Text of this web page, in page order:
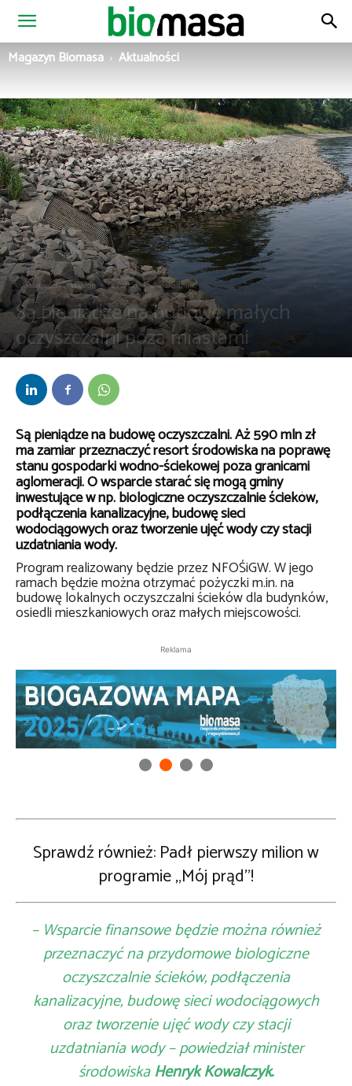
Magazyn
Magazyn Biomasa Aktualności
Aktualności Wiadomości z Polski Zielona gmina
Są pieniądze na budowę małych
oczyszczalni poza miastami
Przez bem-
Są pieniądze na budowę oczyszczalni. Aż 590 mln zł
ma zamiar przeznaczyć resort środowiska na poprawę
stanu gospodarki wodno-ściekowej poza granicami
aglomeracji. O wsparcie starać się mogą gminy
inwestujące w np. biologiczne oczyszczalnie ścieków,
podłączenia kanalizacyjne, budowę sieci
wodociągowych oraz tworzenie ujęć wody czy stacji
uzdatniania wody.
Program realizowany będzie przez NFOŚiGW. W jego
ramach będzie można otrzymać pożyczki m.in. na
budowę lokalnych oczyszczalni ścieków dla budynków,
osiedli mieszkaniowych oraz małych miejscowości.
Reklama
Sprawdź również:Padł pierwszy milion w
programie „Mój prąd”!
– Wsparcie finansowe będzie można również
przeznaczyć na przydomowe biologiczne
oczyszczalnie ścieków, podłączenia
kanalizacyjne, budowę sieci wodociągowych
oraz tworzenie ujęć wody czy stacji
uzdatniania wody – powiedział minister
środowiskaHenryk Kowalczyk.